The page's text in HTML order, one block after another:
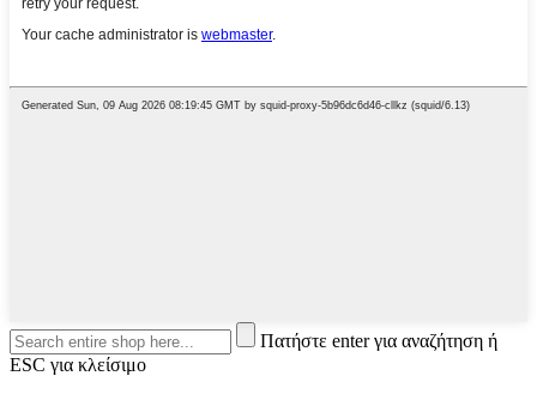
Πατήστε enter για αναζήτηση ή
ESC για κλείσιμο